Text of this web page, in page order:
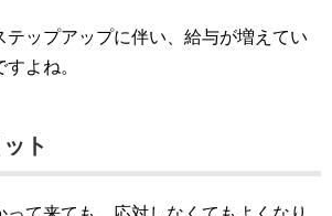
テップアップに伴い、給与が増えてい
よね。
ト